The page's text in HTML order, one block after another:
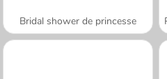
Bridal shower de princesse